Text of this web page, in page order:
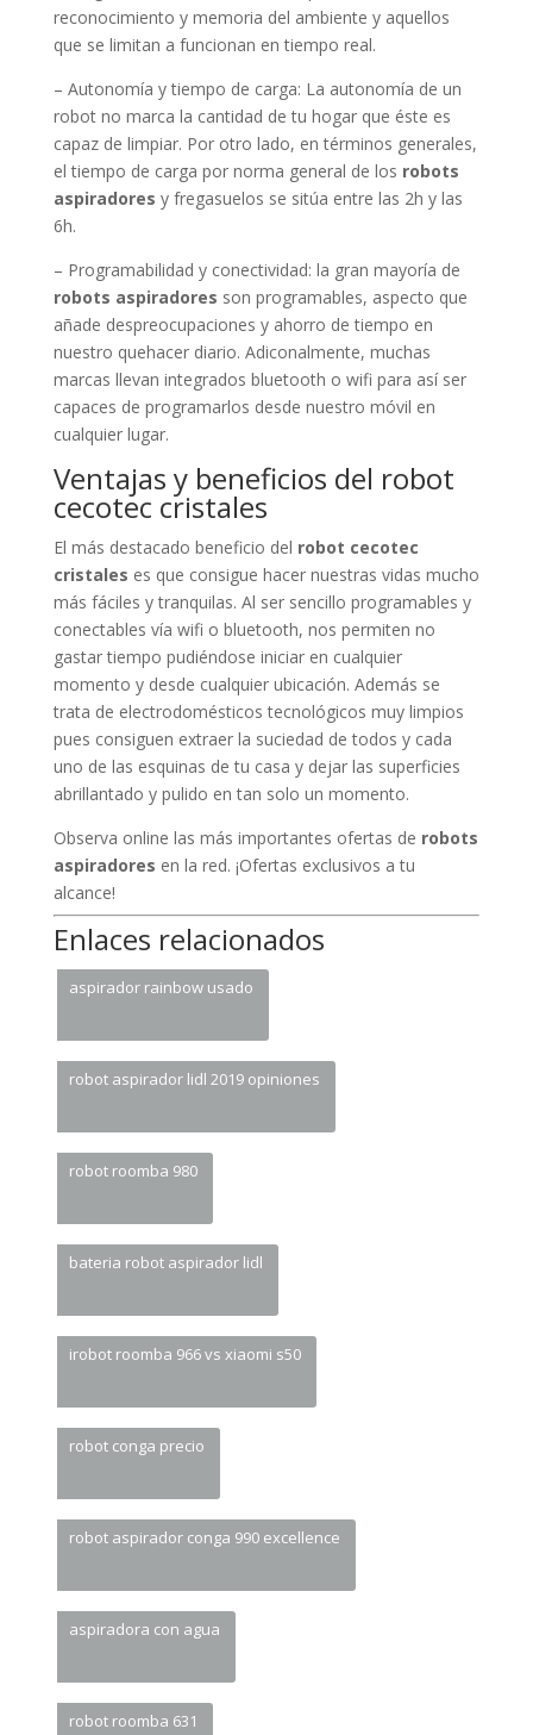
reconocimiento y memoria del ambiente y aquellos
que se limitan a funcionan en tiempo real.
– Autonomía y tiempo de carga: La autonomía de un
robot no marca la cantidad de tu hogar que éste es
capaz de limpiar. Por otro lado, en términos generales,
el tiempo de carga por norma general de los robots
aspiradores y fregasuelos se sitúa entre las 2h y las
6h.
– Programabilidad y conectividad: la gran mayoría de
robots aspiradores son programables, aspecto que
añade despreocupaciones y ahorro de tiempo en
nuestro quehacer diario. Adiconalmente, muchas
marcas llevan integrados bluetooth o wifi para así ser
capaces de programarlos desde nuestro móvil en
cualquier lugar.
Ventajas y beneficios del robot
cecotec cristales
El más destacado beneficio del robot cecotec
cristales es que consigue hacer nuestras vidas mucho
más fáciles y tranquilas. Al ser sencillo programables y
conectables vía wifi o bluetooth, nos permiten no
gastar tiempo pudiéndose iniciar en cualquier
momento y desde cualquier ubicación. Además se
trata de electrodomésticos tecnológicos muy limpios
pues consiguen extraer la suciedad de todos y cada
uno de las esquinas de tu casa y dejar las superficies
abrillantado y pulido en tan solo un momento.
Observa online las más importantes ofertas de robots
aspiradores en la red. ¡Ofertas exclusivos a tu
alcance!
Enlaces relacionados
aspirador rainbow usado
robot aspirador lidl 2019 opiniones
robot roomba 980
bateria robot aspirador lidl
irobot roomba 966 vs xiaomi s50
robot conga precio
robot aspirador conga 990 excellence
aspiradora con agua
robot roomba 631